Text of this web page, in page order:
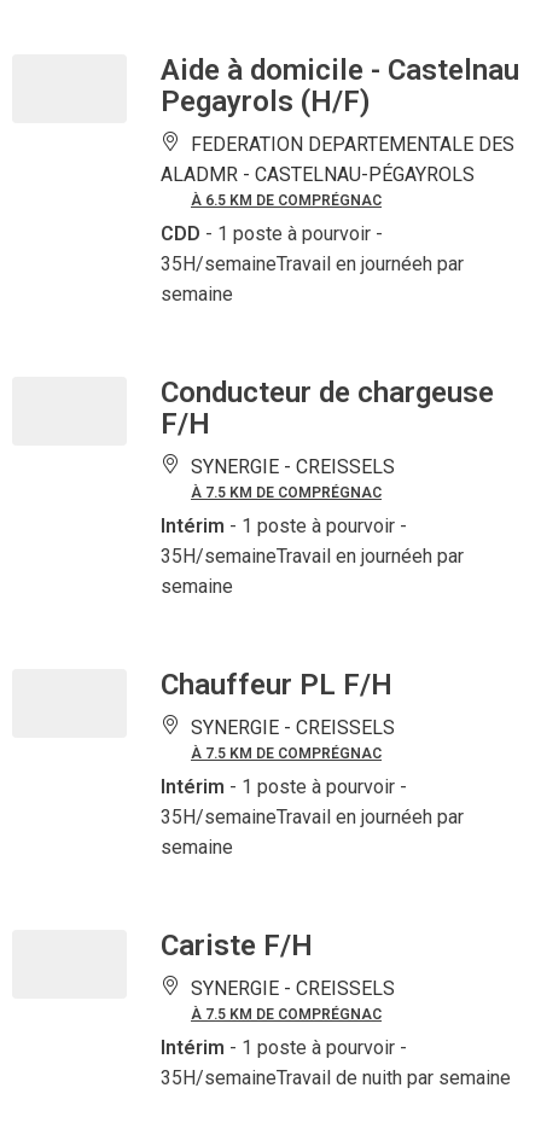
Aide à domicile - Castelnau
Pegayrols (H/F)
FEDERATION DEPARTEMENTALE DES
ALADMR - CASTELNAU-PÉGAYROLS
À 6.5 KM DE COMPRÉGNAC
CDD - 1 poste à pourvoir -
35H/semaineTravail en journéeh par
semaine
Conducteur de chargeuse
F/H
SYNERGIE - CREISSELS
À 7.5 KM DE COMPRÉGNAC
Intérim - 1 poste à pourvoir -
35H/semaineTravail en journéeh par
semaine
Chauffeur PL F/H
SYNERGIE - CREISSELS
À 7.5 KM DE COMPRÉGNAC
Intérim - 1 poste à pourvoir -
35H/semaineTravail en journéeh par
semaine
Cariste F/H
SYNERGIE - CREISSELS
À 7.5 KM DE COMPRÉGNAC
Intérim - 1 poste à pourvoir -
35H/semaineTravail de nuith par semaine